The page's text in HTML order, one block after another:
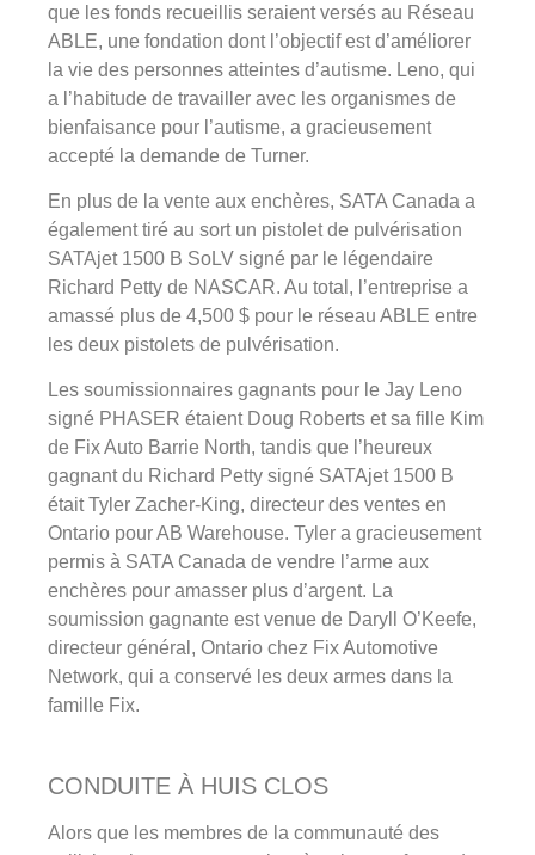
que les fonds recueillis seraient versés au Réseau
ABLE, une fondation dont l’objectif est d’améliorer
la vie des personnes atteintes d’autisme. Leno, qui
a l’habitude de travailler avec les organismes de
bienfaisance pour l’autisme, a gracieusement
accepté la demande de Turner.
En plus de la vente aux enchères, SATA Canada a
également tiré au sort un pistolet de pulvérisation
SATAjet 1500 B SoLV signé par le légendaire
Richard Petty de NASCAR. Au total, l’entreprise a
amassé plus de 4,500 $ pour le réseau ABLE entre
les deux pistolets de pulvérisation.
Les soumissionnaires gagnants pour le Jay Leno
signé PHASER étaient Doug Roberts et sa fille Kim
de Fix Auto Barrie North, tandis que l’heureux
gagnant du Richard Petty signé SATAjet 1500 B
était Tyler Zacher-King, directeur des ventes en
Ontario pour AB Warehouse. Tyler a gracieusement
permis à SATA Canada de vendre l’arme aux
enchères pour amasser plus d’argent. La
soumission gagnante est venue de Daryll O’Keefe,
directeur général, Ontario chez Fix Automotive
Network, qui a conservé les deux armes dans la
famille Fix.
CONDUITE À HUIS CLOS
Alors que les membres de la communauté des